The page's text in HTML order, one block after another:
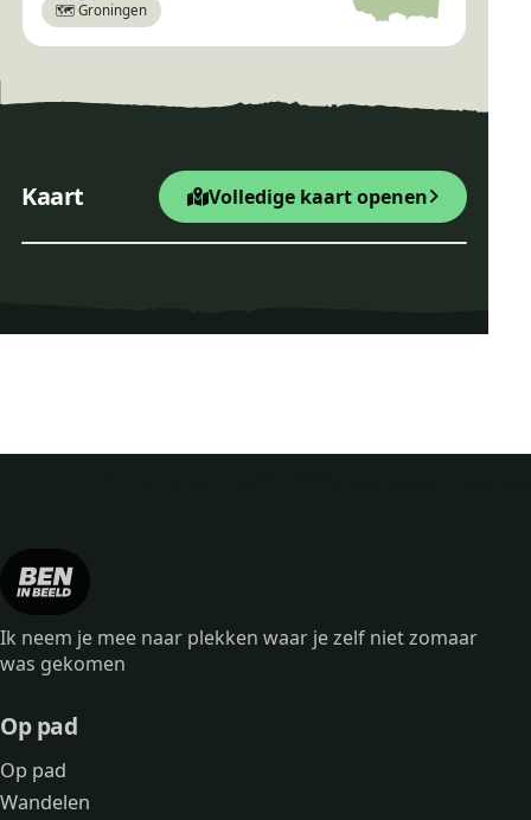
🗺️ Groningen
Kaart Volledige kaart openen
Startpunt Wandelroute
−
Ik neem je mee naar plekken waar je zelf niet zomaar
was gekomen
Op pad
Op pad
Wandelen